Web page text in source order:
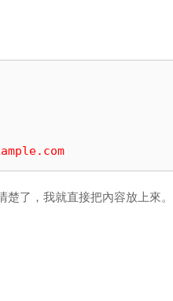
了，我就直接把內容放上來。